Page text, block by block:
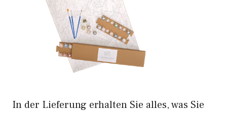
In der Lieferung erhalten Sie alles, was Sie